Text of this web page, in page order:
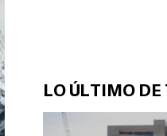
LO ÚLTIMO